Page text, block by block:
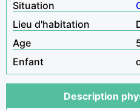
Situation
Lieu d'habitation
Age
Enfant
Description